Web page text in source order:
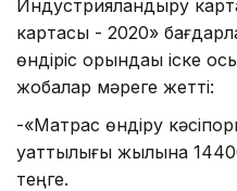
Индустрияландыру
картасы - 2020»
өндіріс орындаы іске
жобалар мәреге жетті:
-«Матрас өндіру
қуаттылығы жылына
теңге.